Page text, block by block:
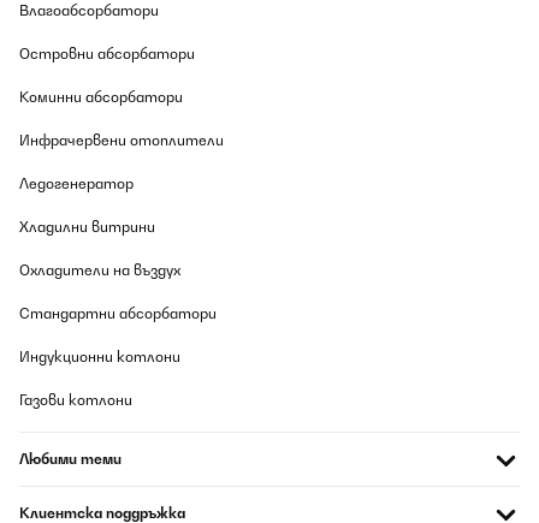
Влагоабсорбатори
Островни абсорбатори
Коминни абсорбатори
Инфрачервени отоплители
Ледогенератор
Хладилни витрини
Охладители на въздух
Стандартни абсорбатори
Индукционни котлони
Газови котлони
Любими теми
Клиентска поддръжка